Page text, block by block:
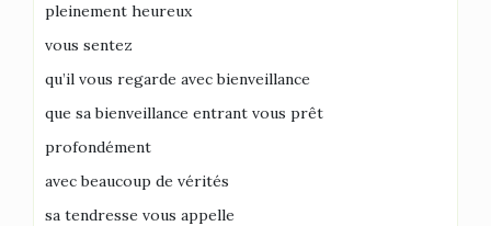
pleinement heureux
vous sentez
qu’il vous regarde avec bienveillance
que sa bienveillance entrant vous prêt
profondément
avec beaucoup de vérités
sa tendresse vous appelle